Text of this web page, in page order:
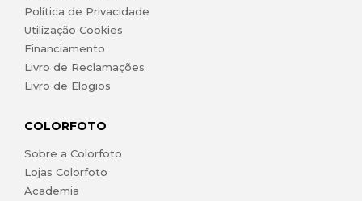
Política de Privacidade
Utilização Cookies
Financiamento
Livro de Reclamações
Livro de Elogios
COLORFOTO
Sobre a Colorfoto
Lojas Colorfoto
Academia